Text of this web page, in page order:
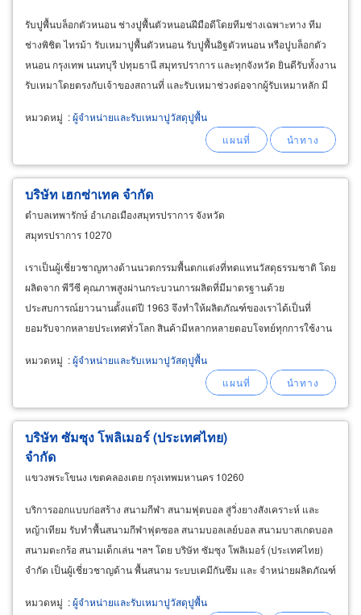
รับปูพื้นบล็อกตัวหนอน ช่างปูพื้นตัวหนอนฝีมือดีโดยทีมช่างเฉพาะทาง ทีม
ช่างพิชิต ไทรม้า รับเหมาปูพื้นตัวหนอน รับปูพื้นอิฐตัวหนอน หรือปูบล็อกตัว
หนอน กรุงเทพ นนทบุรี ปทุมธานี สมุทรปราการ และทุกจังหวัด ยินดีรับทั้งงาน
รับเหมาโดยตรงกับเจ้าของสถานที่ และรับเหมาช่วงต่อจากผู้รับเหมาหลัก มี
หมวดหมู่ :ผู้จำหน่ายและรับเหมาปูวัสดุปูพื้น
บริษัท เฮกซ่าเทค จำกัด
ตำบลเทพารักษ์ อำเภอเมืองสมุทรปราการ จังหวัด
สมุทรปราการ 10270
เราเป็นผู้เชี่ยวชาญทางด้านนวตกรรมพื้นตกแต่งที่ทดแทนวัสดุธรรมชาติ โดย
ผลิตจาก พีวีซี คุณภาพสูงผ่านกระบวนการผลิตที่มีมาตรฐานด้วย
ประสบการณ์ยาวนานตั้งแต่ปี 1963 จึงทำให้ผลิตภัณฑ์ของเราได้เป็นที่
ยอมรับจากหลายประเทศทั่วโลก สินค้ามีหลากหลายตอบโจทย์ทุกการใช้งาน
หมวดหมู่ :ผู้จำหน่ายและรับเหมาปูวัสดุปูพื้น
บริษัท ซัมซุง โพลิเมอร์ (ประเทศไทย)
จำกัด
แขวงพระโขนง เขตคลองเตย กรุงเทพมหานคร 10260
บริการออกแบบก่อสร้าง สนามกีฬา สนามฟุตบอล สู่วิ่งยางสังเคราะห์ และ
หญ้าเทียม รับทำพื้นสนามกีฬาฟุตซอล สนามบอลเลย์บอล สนามบาสเกตบอล
สนามตะกร้อ สนามเด็กเล่น ฯลฯ โดย บริษัท ซัมซุง โพลิเมอร์ (ประเทศไทย)
จำกัด เป็นผู้เชี่ยวชาญด้าน พื้นสนาม ระบบเคมีกันซึม และ จำหน่ายผลิตภัณฑ์
หมวดหมู่ :ผู้จำหน่ายและรับเหมาปูวัสดุปูพื้น